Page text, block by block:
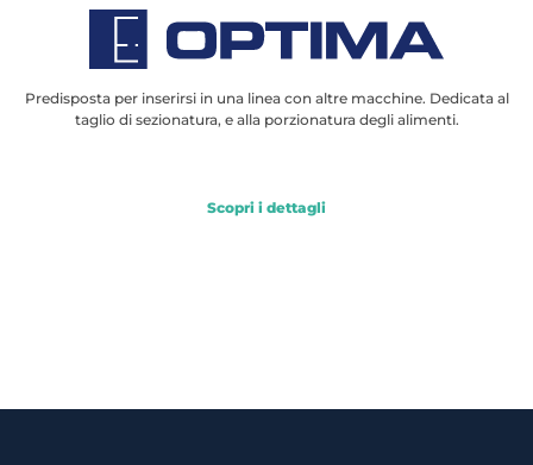
Predisposta per inserirsi in una linea con altre macchine. Dedicata al
taglio di sezionatura, e alla porzionatura degli alimenti.
Scopri i dettagli